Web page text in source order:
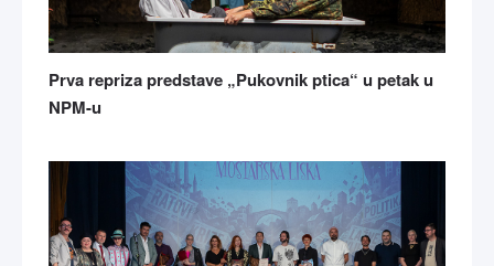
Prva repriza predstave „Pukovnik ptica“ u petak u
NPM-u